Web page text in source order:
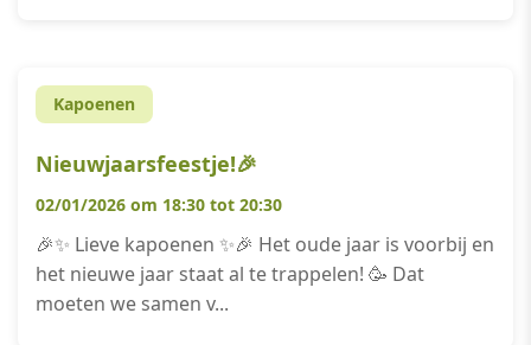
Kapoenen
Nieuwjaarsfeestje!🎉
02/01/2026 om 18:30 tot 20:30
🎉✨ Lieve kapoenen ✨🎉 Het oude jaar is voorbij en
het nieuwe jaar staat al te trappelen! 🥳 Dat
moeten we samen v...